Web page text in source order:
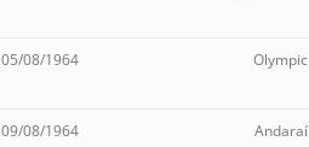
05/08/1964 Olympic
09/08/1964 Andaraí